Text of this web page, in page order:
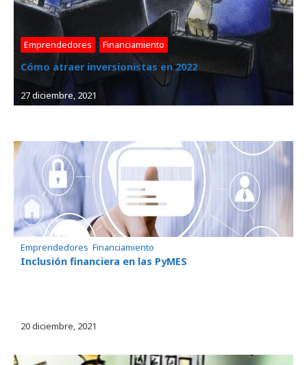
Emprendedores Financiamiento
Cómo atraer inversionistas en 2022
27 diciembre, 2021
Emprendedores Financiamiento
Inclusión financiera en las PyMES
20 diciembre, 2021